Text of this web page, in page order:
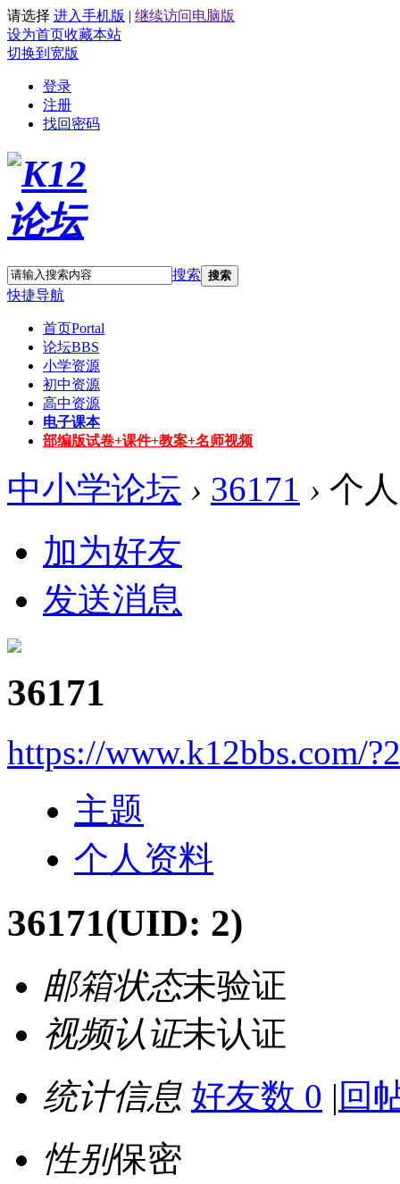
请选择 进入手机版 | 继续访问电脑版
设为首页收藏本站
切换到宽版
登录
注册
找回密码
搜索 搜索
快捷导航
首页Portal
论坛BBS
小学资源
初中资源
高中资源
电子课本
部编版试卷+课件+教案+名师视频
中小学论坛 › 36171 › 个
加为好友
发送消息
36171
https://www.k12bbs.com/?2
主题
个人资料
36171(UID: 2)
邮箱状态未验证
视频认证未认证
统计信息 好友数 0 | 回
性别保密